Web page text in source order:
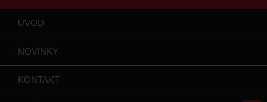
ÚVOD
NOVINKY
KONTAKT